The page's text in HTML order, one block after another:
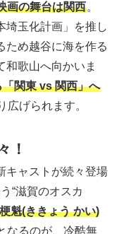
画の舞台は関西。
埼玉化計画」を推し
ため越谷に海を作る
和歌山へ向かいま
関東 vs 関西」へ
広げられます。
！
キャストが続々登場
“滋賀のオスカ
魁(ききょう かい)
なるのが、冷酷無